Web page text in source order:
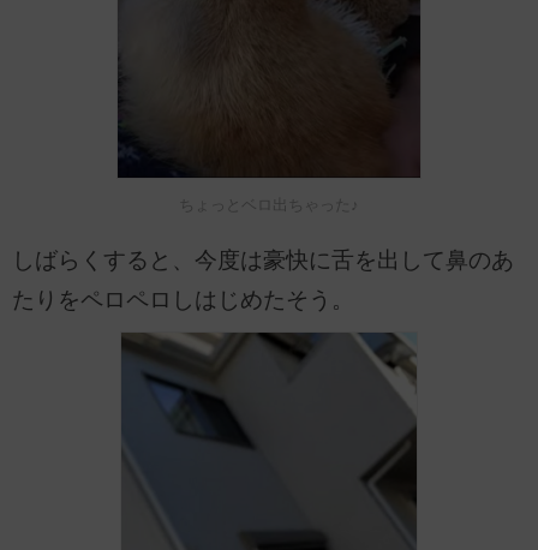
ちょっとベロ出ちゃった♪
しばらくすると、今度は豪快に舌を出して鼻のあ
たりをペロペロしはじめたそう。